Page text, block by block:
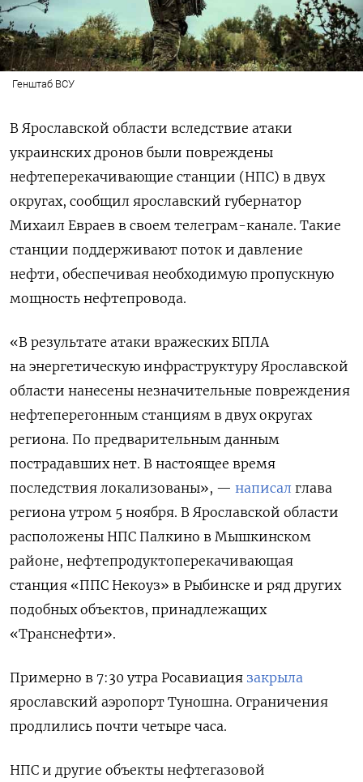
Генштаб ВСУ
В Ярославской области вследствие атаки
украинских дронов были повреждены
нефтеперекачивающие станции (НПС) в двух
округах, сообщил ярославский губернатор
Михаил Евраев в своем телеграм-канале. Такие
станции поддерживают поток и давление
нефти, обеспечивая необходимую пропускную
мощность нефтепровода.
«В результате атаки вражеских БПЛА
на энергетическую инфраструктуру Ярославской
области нанесены незначительные повреждения
нефтеперегонным станциям в двух округах
региона. По предварительным данным
пострадавших нет. В настоящее время
последствия локализованы», — написал глава
региона утром 5 ноября. В Ярославской области
расположены НПС Палкино в Мышкинском
районе, нефтепродуктоперекачивающая
станция «ППС Некоуз» в Рыбинске и ряд других
подобных объектов, принадлежащих
«Транснефти».
Примерно в 7:30 утра Росавиация закрыла
ярославский аэропорт Туношна. Ограничения
продлились почти четыре часа.
НПС и другие объекты нефтегазовой